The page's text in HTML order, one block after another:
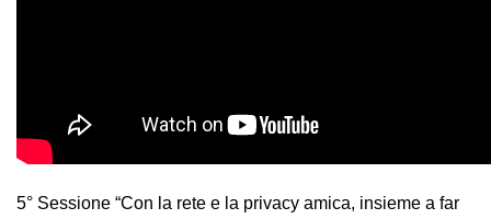
5° Sessione “Con la rete e la privacy amica, insieme a far